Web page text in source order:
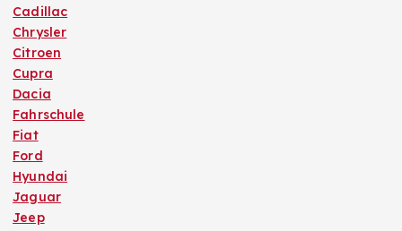
Cadillac
Chrysler
Citroen
Cupra
Dacia
Fahrschule
Fiat
Ford
Hyundai
Jaguar
Jeep